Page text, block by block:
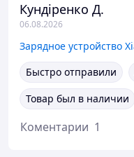
Кундіренко Д.
06.08.2026
Быстро отправили
Товар был в наличии
Коментарии 1